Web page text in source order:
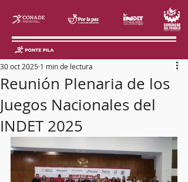
Reunión Plenaria de los
Juegos Nacionales del
INDET 2025
30 oct 2025 1 min de lectura